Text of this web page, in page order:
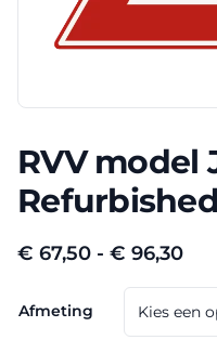
RVV model
€ 67,50 - € 96,30
€
tot
Afmeting